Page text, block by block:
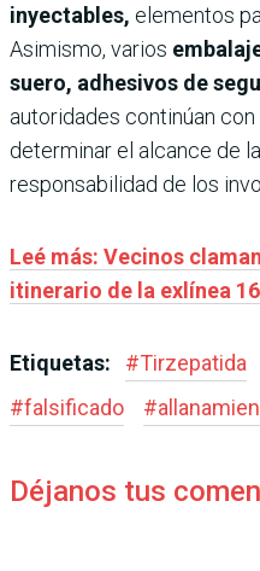
inyectables, elementos
Asimismo, varios
suero, adhesivos de
autoridades continúan
determinar el alcance de
responsabilidad de los
Leé más: Vecinos
itinerario de la exlínea 16
Etiquetas: #Tirzepatida
#falsificado #
Déjanos tus